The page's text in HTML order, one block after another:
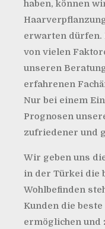
haben, können
erwarten dürfen.
von vielen
unseren
erfahrenen
Nur bei einem
Prognosen
zufriedener und
Wir geben uns
in der Türkei die
Wohlbefinden
Kunden die
ermöglichen und